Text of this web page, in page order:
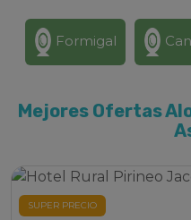
Formigal
Mejores Ofertas
SUPER PRECIO